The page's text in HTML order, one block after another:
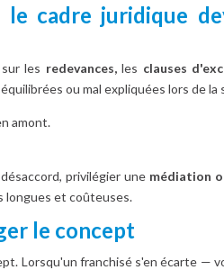
le cadre juridique
les redevances,les clauses
ou mal expliquées lors de la
amont.
privilégier une médiation
longues et coûteuses.
le concept
Lorsqu'un franchisé s'en écarte —